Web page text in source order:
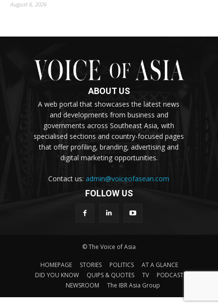
August 6, 2026
ABOUT US
A web portal that showcases the latest news
and developments from business and
governments across Southeast Asia, with
specialised sections and country-focused pages
that offer profiling, branding, advertising and
digital marketing opportunities.
Contact us:admin@voiceofasean.com
FOLLOW US
© The Voice of Asia
HOMEPAGE STORIES POLITICS
AT A GLANCE
DID YOU KNOW
QUIPS & QUOTES TV
PODCAST
NEWSROOM
The IBR Asia Group